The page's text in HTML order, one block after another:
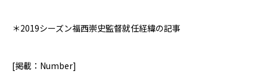
＊2019シーズン福西崇史監督就任経緯の記事
[掲載： Number]